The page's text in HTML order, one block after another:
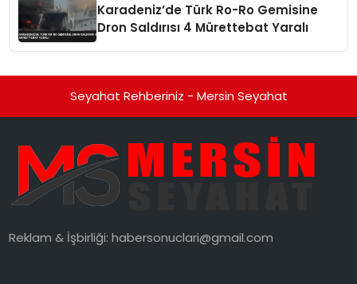
Karadeniz’de Türk Ro-Ro Gemisine
Dron Saldırısı 4 Mürettebat Yaralı
Seyahat Rehberiniz - Mersin Seyahat
Reklam & İşbirliği:habersonuclari@gmail.com